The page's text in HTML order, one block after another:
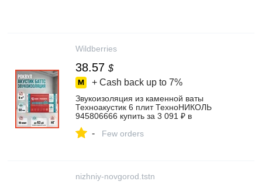
Wildberries
38.57 $
+ Cash back up to 7%
Звукоизоляция из каменной ваты
Техноакустик 6 плит ТехноНИКОЛЬ
945806666 купить за 3 091 ₽ в
- Few orders
nizhniy-novgorod.tstn